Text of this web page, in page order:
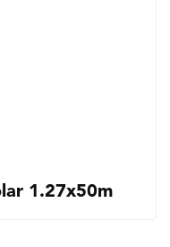
1.27x50m